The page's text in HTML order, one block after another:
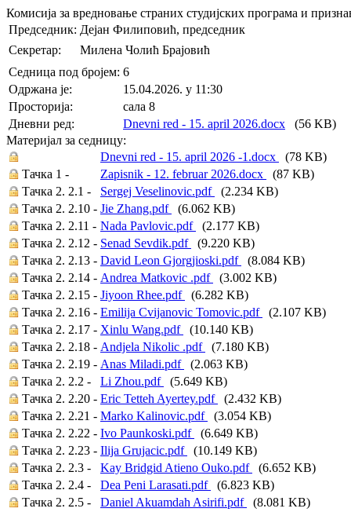
Комисија за вредновање страних студијских програма и
Председник: Дејан Филиповић, председник
Секретар:
Милена Чолић Брајовић
Седница под бројем: 6
Oдржана je:
15.04.2026. у 11:30
Просторија:
сала 8
Дневни ред:
Dnevni red - 15. april 2026.docx (56 KB)
Материјал за седницу:
Dnevni red - 15. april 2026 -1.docx
(78 KB)
Тачка 1 -
Zapisnik - 12. februar 2026.docx
(87 KB)
Тачка 2. 2.1 -
Sergej Veselinovic.pdf
(2.234 KB)
Тачка 2. 2.10 - Jie Zhang.pdf
(6.062 KB)
Тачка 2. 2.11 - Nada Pavlovic.pdf
(2.177 KB)
Тачка 2. 2.12 - Senad Sevdik.pdf
(9.220 KB)
Тачка 2. 2.13 - David Leon Gjorgjioski.pdf
(8.084 KB)
Тачка 2. 2.14 - Andrea Matkovic .pdf
(3.002 KB)
Тачка 2. 2.15 - Jiyoon Rhee.pdf
(6.282 KB)
Тачка 2. 2.16 - Emilija Cvijanovic Tomovic.pdf
(2.107 KB)
Тачка 2. 2.17 - Xinlu Wang.pdf
(10.140 KB)
Тачка 2. 2.18 - Andjela Nikolic .pdf
(7.180 KB)
Тачка 2. 2.19 - Anas Miladi.pdf
(2.063 KB)
Тачка 2. 2.2 -
Li Zhou.pdf
(5.649 KB)
Тачка 2. 2.20 - Eric Tetteh Ayertey.pdf
(2.432 KB)
Тачка 2. 2.21 - Marko Kalinovic.pdf
(3.054 KB)
Тачка 2. 2.22 - Ivo Paunkoski.pdf
(6.649 KB)
Тачка 2. 2.23 - Ilija Grujacic.pdf
(10.149 KB)
Тачка 2. 2.3 -
Kay Bridgid Atieno Ouko.pdf
(6.652 KB)
Тачка 2. 2.4 -
Dea Peni Larasati.pdf
(6.823 KB)
Тачка 2. 2.5 -
Daniel Akuamdah Asirifi.pdf
(8.081 KB)